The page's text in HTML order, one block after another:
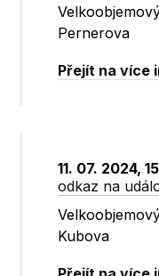
Pernerova
Přejít na více
11. 07. 2024,
odkaz na
Kubova